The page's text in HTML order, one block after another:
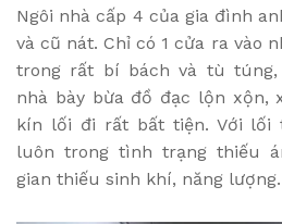
Ngôi nhà cấp 4 của gia đình
và cũ nát. Chỉ có 1 cửa ra vào
trong rất bí bách và tù túng,
nhà bày bừa đồ đạc lộn xộn,
kín lối đi rất bất tiện. Với lối
luôn trong tình trạng thiếu
gian thiếu sinh khí, năng lượng.